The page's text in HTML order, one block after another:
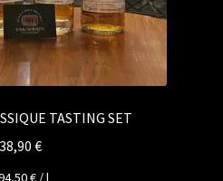
TASTING SET
38,90 €
€/l